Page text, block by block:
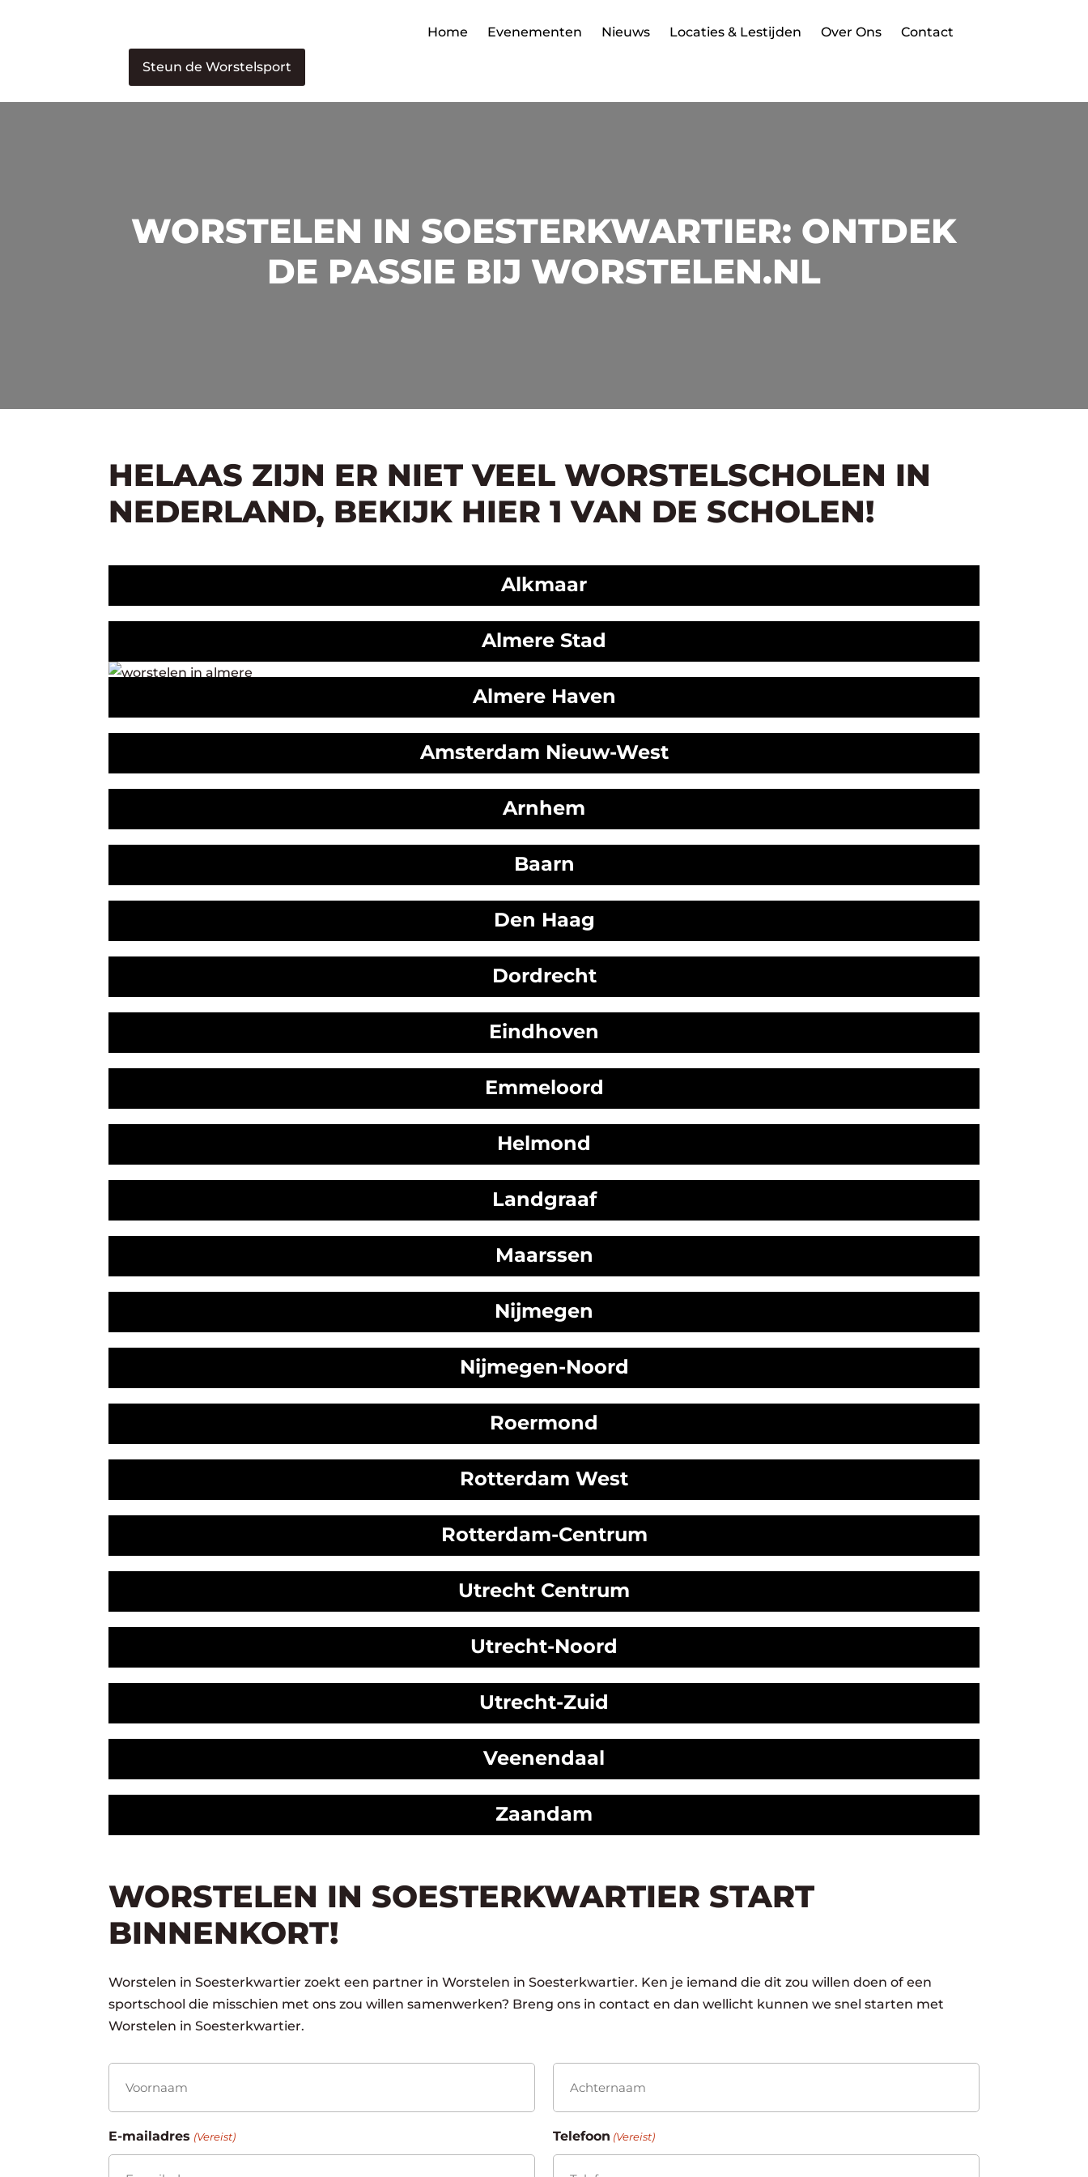
Home Evenementen Nieuws Locaties & Lestijden Over Ons Contact
Steun de Worstelsport
WORSTELEN IN SOESTERKWARTIER: ONTDEK
DE PASSIE BIJ WORSTELEN.NL
HELAAS ZIJN ER NIET VEEL WORSTELSCHOLEN IN
NEDERLAND, BEKIJK HIER 1 VAN DE SCHOLEN!
Alkmaar
Almere Stad
Almere Haven
Amsterdam Nieuw-West
Arnhem
Baarn
Den Haag
Dordrecht
Eindhoven
Emmeloord
Helmond
Landgraaf
Maarssen
Nijmegen
Nijmegen-Noord
Roermond
Rotterdam West
Rotterdam-Centrum
Utrecht Centrum
Utrecht-Noord
Utrecht-Zuid
Veenendaal
Zaandam
WORSTELEN IN SOESTERKWARTIER START
BINNENKORT!
Worstelen in Soesterkwartier zoekt een partner in Worstelen in Soesterkwartier. Ken je iemand die dit zou willen doen of een
sportschool die misschien met ons zou willen samenwerken? Breng ons in contact en dan wellicht kunnen we snel starten met
Worstelen in Soesterkwartier.
(Vereist)
Voornaam
E-mailadres (Vereist) Telefoon (Vereist)